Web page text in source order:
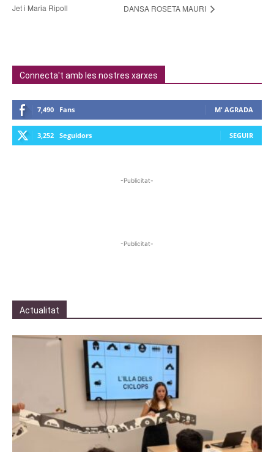
Jet i Maria Ripoll DANSA ROSETA MAURI
Connecta't amb les nostres xarxes
7,490 Fans M' AGRADA
3,252 Seguidors SEGUIR
-Publicitat-
-Publicitat-
Actualitat